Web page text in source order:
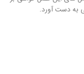
به دست آورد.